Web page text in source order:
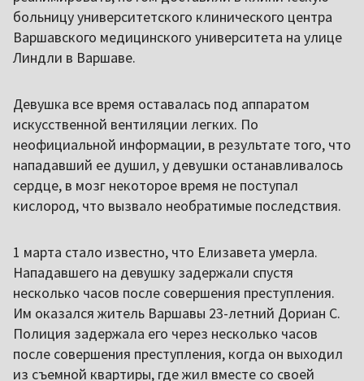
больницу университетского клинического центра
Варшавского медицинского университета на улице
Линдли в Варшаве.
Девушка все время оставалась под аппаратом
искусственной вентиляции легких. По
неофициальной информации, в результате того, что
нападавший ее душил, у девушки останавливалось
сердце, в мозг некоторое время не поступал
кислород, что вызвало необратимые последствия.
1 марта стало известно, что Елизавета умерла.
Нападавшего на девушку задержали спустя
несколько часов после совершения преступления.
Им оказался житель Варшавы 23-летний Дориан С.
Полиция задержала его через несколько часов
после совершения преступления, когда он выходил
из съемной квартиры, где жил вместе со своей